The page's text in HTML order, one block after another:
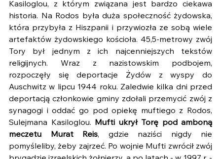
Kasiloglou, z którym związana jest bardzo ciekawa
historia. Na Rodos była duża społeczność żydowska,
która przybyła z Hiszpanii i przywiozła ze sobą wiele
artefaktów żydowskiego kościoła. 45,5-metrowy zwój
Tory był jednym z ich najcenniejszych tekstów
religijnych. Wraz z nazistowskim podbojem,
rozpoczęły się deportacje Żydów z wyspy do
Auschwitz w lipcu 1944 roku. Zaledwie kilka dni przed
deportacją członkowie gminy zdołali przemycić zwój z
synagogi i oddać go pod opiekę muftiego z Rodos,
Sulejmana Kasiloglou. Mufti ukrył Torę pod amboną
meczetu Murat Reis, gdzie naziści nigdy nie
pomyśleliby, żeby zajrzeć. Po wojnie Mufti zwrócił zwój